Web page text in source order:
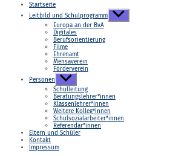
Startseite
Leitbild und Schulprogramm
Untermenü
anzeigen
Europa an der BvA
Digitales
Berufsorientierung
Filme
Ehrenamt
Mensaverein
Förderverein
Personen
Untermenü
anzeigen
Schulleitung
Beratungslehrer*innen
Klassenlehrer*innen
Weitere Kolleg*innen
Schulsozialarbeiter*innen
Referendar*innen
Eltern und Schüler
Kontakt
Impressum